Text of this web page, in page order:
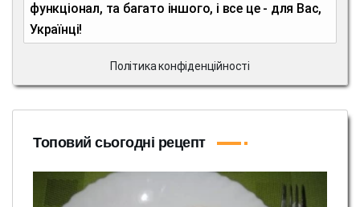
функціонал, та багато іншого, і все це - для Вас,
Українці!
Політика конфіденційності
Топовий сьогодні рецепт